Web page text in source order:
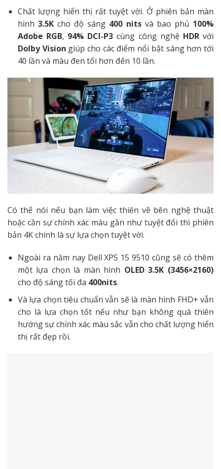
Chất lượng hiển thị rất tuyệt vời. Ở phiên bản màn
hình 3.5Kcho độ sáng 400 nitsvà bao phủ 100%
Adobe RGB, 94% DCI-P3 cùng công nghệ HDRvới
Dolby Vision giúp cho các điểm nổi bật sáng hơn tới
40 lần và màu đen tối hơn đến 10 lần.
Có thể nói nếu bạn làm việc thiên về bên nghệ thuật
hoặc cần sự chính xác màu gần như tuyệt đối thì phiên
bản 4K chính là sự lựa chọn tuyệt vời.
Ngoài ra năm nay Dell XPS 15 9510 cũng sẽ có thêm
một lựa chọn là màn hình OLED 3.5K (3456×2160)
cho độ sáng tối đa 400nits.
Và lựa chọn tiêu chuẩn vẫn sẽ là màn hình FHD+ vẫn
cho là lựa chọn tốt nếu như bạn không quá thiên
hướng sự chính xác màu sắc vẫn cho chất lượng hiển
thị rất đẹp rồi.